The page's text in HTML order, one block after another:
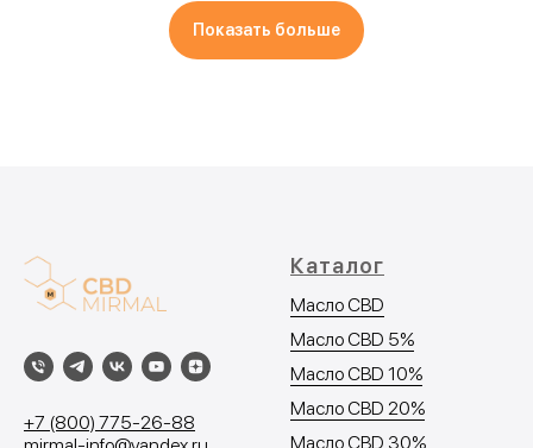
Показать больше
+7 (800) 775-26-88
Каталог
Масло CBD
Масло CBD 5%
Масло CBD 10%
Масло CBD 20%
Масло CBD 30%